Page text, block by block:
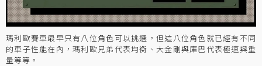
瑪利歐賽車最早只有八位角色可以挑選，但這八位角色就已經有不同
的車子性能在內，瑪利歐兄弟代表均衡、大金剛與庫巴代表極速與重
量等等。